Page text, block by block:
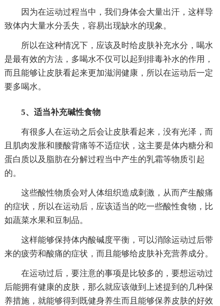
因为在运动过程当中，我们身体会大量出汗，这样导
致体内大量水分丢失，容易出现缺水的现象。
所以在这种情况下，应该及时给皮肤补充水分，喝水
是最有效的方法，多喝水不仅可以起到排毒补水的作用，
而且能够让皮肤看起来更加滋润健康，所以在运动后一定
要多喝水。
5、适当补充碱性食物
有很多人在运动之后会让皮肤看起来，没有光泽，而
且肌肉发胀和腰酸背痛等不适症状，这主要是体内糖分和
蛋白质以及脂肪在分解过程当中产生的乳霜等物质引起
的。
这些酸性物质会对人体组织造成刺激，从而产生酸痛
的症状，所以在运动后，应该适当的吃一些酸性食物，比
如蔬菜水果和豆制品。
这样能够保持体内酸碱度平衡，可以消除运动过后带
来的疲劳和酸痛的症状，而且能够给皮肤补充营养成分。
在运动过后，要注意的事项是比较多的，要想运动过
后能拥有健康的皮肤，那么就应该做到上述提到的几种保
养措施，就能够得到既健身养生而且能够保养皮肤的好效